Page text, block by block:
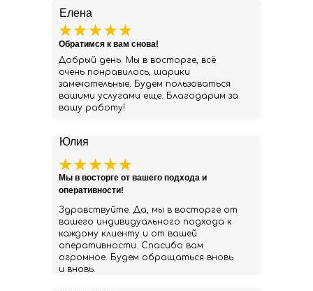
Юлия
Здравствуйте. Да, мы в восторге от
вашего индивидуального подхода к
каждому клиенту и от вашей
оперативности. Спасибо вам
огромное. Будем обращаться вновь
и вновь.
Мы в восторге от вашего подхода и
оперативности!
Елена
Добрый день. Мы в восторге, всё
очень понравилось, шарики
замечательные. Будем пользоваться
вашими услугами еще. Благодарим за
вашу работу!
Обратимся к вам снова!